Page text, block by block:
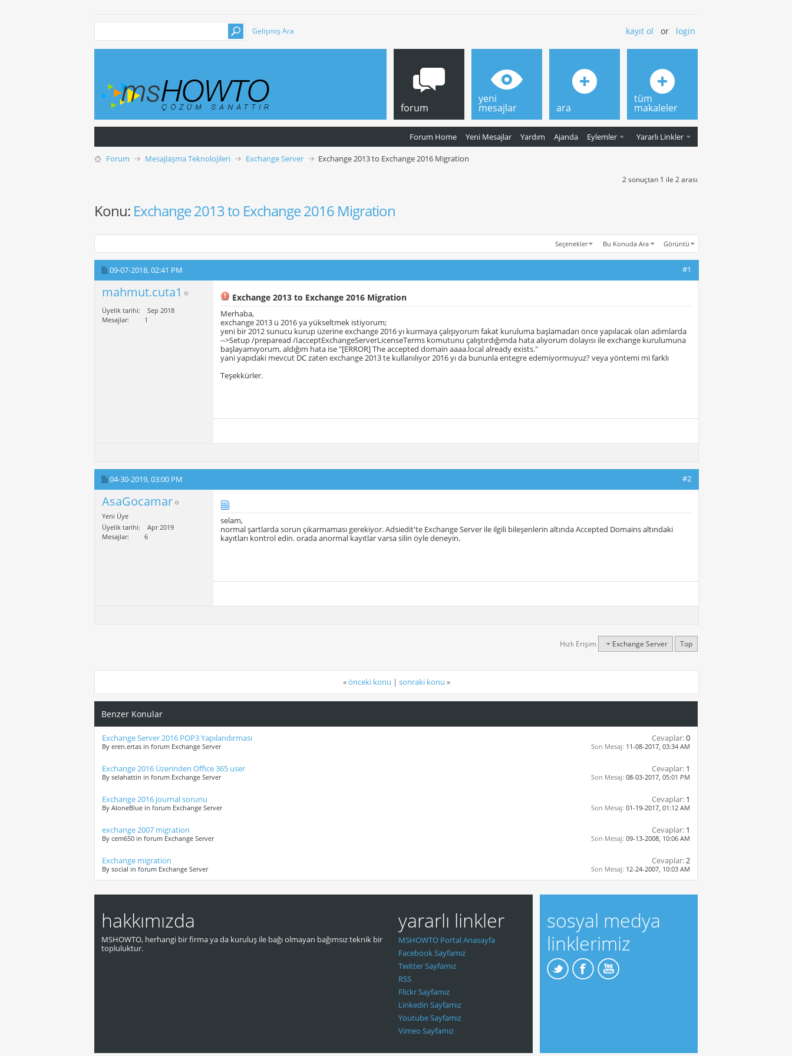
Gelişmiş Ara kayıt ol or login
forum
Forum Home Yeni Mesajlar Yardım Ajanda Eylemler Yararlı Linkler
yeni
mesajlar ara
tüm
makaleler
Forum Mesajlaşma Teknolojileri Exchange Server Exchange 2013 to Exchange 2016 Migration
2 sonuçtan 1 ile 2 arası
Konu: Exchange 2013 to Exchange 2016 Migration
Seçenekler Bu Konuda Ara Görüntü
09-07-2018,02:41 PM #1
mahmut.cuta1
Üyelik tarihi
Sep 2018
Mesajlar
1
Exchange 2013 to Exchange 2016 Migration
Merhaba,
exchange 2013 ü 2016 ya yükseltmek istiyorum;
yeni bir 2012 sunucu kurup üzerine exchange 2016 yı kurmaya çalışıyorum fakat kuruluma başlamadan önce yapılacak olan adımlarda
-->Setup /preparead /IacceptExchangeServerLicenseTerms komutunu çalıştırdığımda hata alıyorum dolayısı ile exchange kurulumuna
başlayamıyorum, aldığım hata ise "[ERROR] The accepted domain aaaa.local already exists."
yani yapıdaki mevcut DC zaten exchange 2013 te kullanılıyor 2016 yı da bununla entegre edemiyormuyuz? veya yöntemi mi farklı
Teşekkürler.
04-30-2019,03:00 PM #2
AsaGocamar
Yeni Üye
Üyelik tarihi
Apr 2019
Mesajlar
6
selam,
normal şartlarda sorun çıkarmaması gerekiyor. Adsiedit'te Exchange Server ile ilgili bileşenlerin altında Accepted Domains altındaki
kayıtları kontrol edin. orada anormal kayıtlar varsa silin öyle deneyin.
Hızlı Erişim Exchange Server Top
«önceki konu | sonraki konu »
Benzer Konular
Exchange Server 2016 POP3 Yapılandırması
By eren.ertas in forum Exchange Server
Cevaplar:0
Son Mesaj: 11-08-2017, 03:34 AM
Exchange 2016 Üzerinden Office 365 user
By selahattin in forum Exchange Server
Cevaplar: 1
Son Mesaj: 08-03-2017, 05:01 PM
Exchange 2016 journal sorunu
By AloneBlue in forum Exchange Server
Cevaplar: 1
Son Mesaj: 01-19-2017, 01:12 AM
exchange 2007 migration
By cem650 in forum Exchange Server
Cevaplar: 1
Son Mesaj: 09-13-2008, 10:06 AM
Exchange migration
By social in forum Exchange Server
Cevaplar:2
Son Mesaj: 12-24-2007, 10:03 AM
hakkımızda
MSHOWTO, herhangi bir firma ya da kuruluş ile bağı olmayan bağımsız teknik bir
topluluktur.
yararlı linkler
MSHOWTO Portal Anasayfa
Facebook Sayfamız
Twitter Sayfamız
RSS
Flickr Sayfamız
Linkedin Sayfamız
Youtube Sayfamız
Vimeo Sayfamız
sosyal medya
linklerimiz